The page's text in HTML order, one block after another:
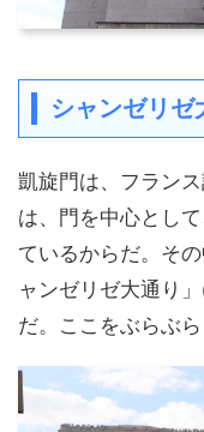
シャンゼリゼ
凱旋門は、フラン
は、門を中心とし
ているからだ。そ
ャンゼリゼ大通り
だ。ここをぶらぶら